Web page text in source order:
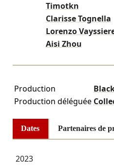
Timotkn
Clarisse Tognella
Lorenzo
Aisi Zhou
Production
Production déléguée
Dates Partenaires de
2023